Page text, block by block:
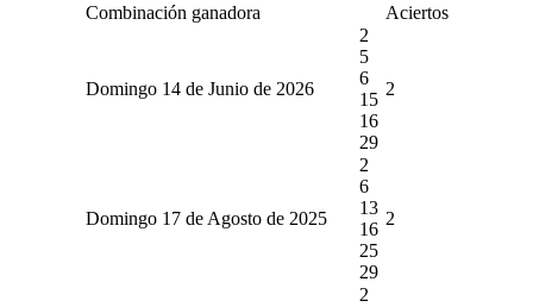
Combinación ganadora Aciertos
Domingo 14 de Junio de 2026
2
5
6
15
16
29
2
Domingo 17 de Agosto de 2025
2
6
13
16
25
29
2
2